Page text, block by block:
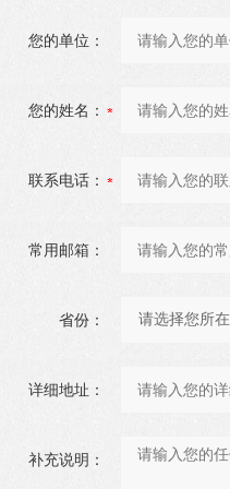
您的单位：
您的姓名：
联系电话：
常用邮箱：
省份：
详细地址：
补充说明：